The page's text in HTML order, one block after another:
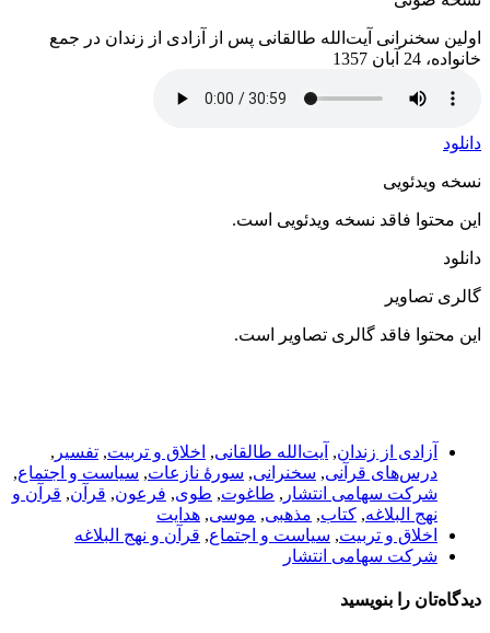
اولین سخنرانی آیت‌الله طالقانی پس از آزادی از زندان در جمع
خانواده، 24 آبان 1357
دانلود
نسخه ویدئویی
این محتوا فاقد نسخه ویدئویی است.
دانلود
گالری تصاویر
این محتوا فاقد گالری تصاویر است.
آزادی از زندان, آیت‌الله طالقانی, اخلاق و تربیت, تفسیر ,
درس‌های قرآنی, سخنرانی, سورۀ نازعات, سیاست و اجتماع,
شرکت سهامی انتشار , طاغوت, طوی, فرعون, قرآن, قرآن و
نهج البلاغه, کتاب, مذهبی, موسی, هدایت
اخلاق و تربیت, سیاست و اجتماع, قرآن و نهج البلاغه
شرکت سهامی انتشار
دیدگاه‌تان را بنویسید